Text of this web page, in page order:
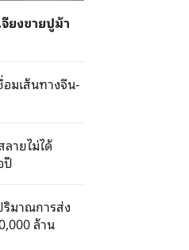
ยงขายปูม้า
มเส้นทางจีน-
ายไม่ได้
ปี
ริมาณการส่ง
ล้าน